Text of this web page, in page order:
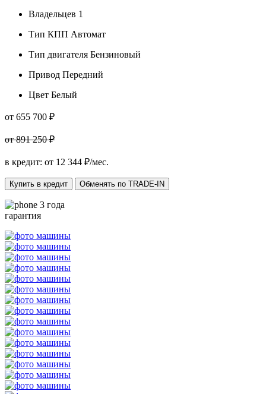
Владельцев 1
Тип КПП Автомат
Тип двигателя Бензиновый
Привод Передний
Цвет Белый
от 655 700 ₽
от 891 250 ₽
в кредит: от 12 344 ₽/мес.
Купить в кредит Обменять по TRADE-IN
3 года
гарантия